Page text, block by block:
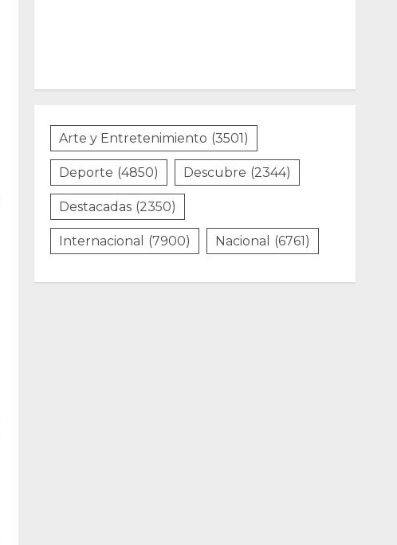
Arte y Entretenimiento (3501)
Deporte (4850) Descubre (2344)
Destacadas (2350)
Internacional (7900) Nacional (6761)